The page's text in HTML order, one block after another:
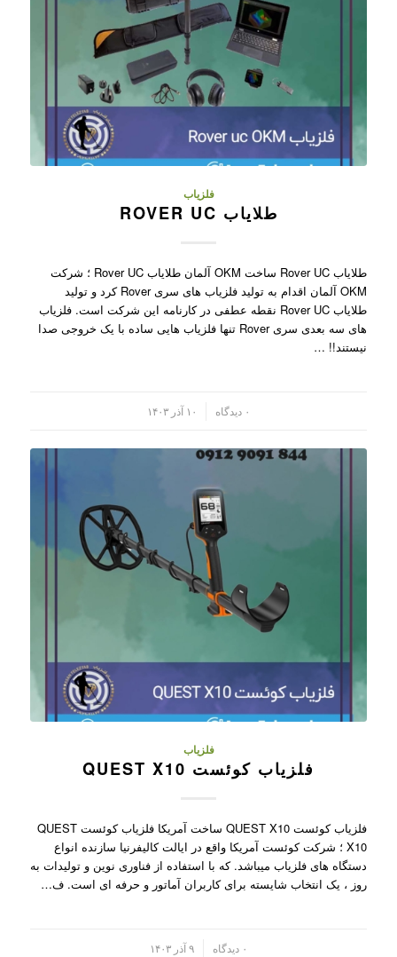
فلزیاب
طلایاب ROVER UC
طلایاب Rover UC ساخت OKM آلمان طلایاب Rover UC ؛ شرکت
OKM آلمان اقدام به تولید فلزیاب های سری Rover کرد و تولید
طلایاب Rover UC نقطه عطفی در کارنامه این شرکت است. فلزیاب
های سه بعدی سری Rover تنها فلزیاب هایی ساده با یک خروجی صدا
نیستند!! …
۰ دیدگاه ۱۰ آذر ۱۴۰۳
فلزیاب
فلزیاب کوئست QUEST X10
فلزیاب کوئست QUEST X10 ساخت آمریکا فلزیاب کوئست QUEST
X10 ؛ شرکت کوئست آمریکا واقع در ایالت کالیفرنیا سازنده انواع
دستگاه های فلزیاب میباشد. که با استفاده از فناوری نوین و تولیدات به
روز ، یک انتخاب شایسته برای کاربران آماتور و حرفه ای است. ف…
۰ دیدگاه ۹ آذر ۱۴۰۳